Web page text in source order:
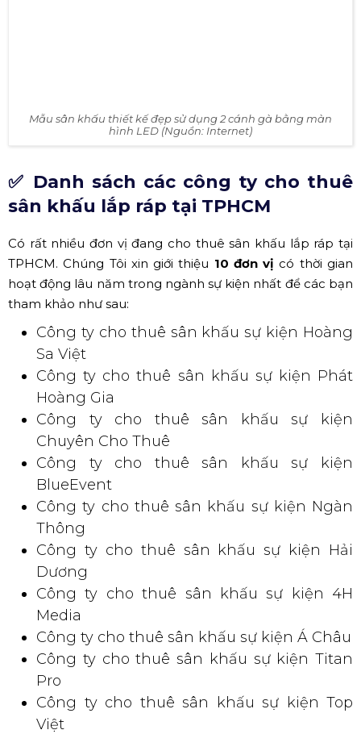
Mẫu sân khấu thiết kế đẹp sử dụng 2 cánh gà bằng màn
✅ Danh sách các công ty cho thuê
sân khấu lắp ráp tại TPHCM
Có rất nhiều đơn vị đang cho thuê sân khấu lắp ráp tại
TPHCM. Chúng Tôi xin giới thiệu
hoạt động lâu năm trong ngành sự kiện nhất để các bạn
tham khảo như sau:
Công ty cho thuê sân khấu sự kiện Hoàng
Sa Việt
Công ty cho thuê sân khấu sự kiện Phát
Hoàng Gia
Công ty cho thuê sân khấu sự kiện
Chuyên Cho Thuê
Công ty cho thuê sân khấu sự kiện
BlueEvent
Công ty cho thuê sân khấu sự kiện Ngàn